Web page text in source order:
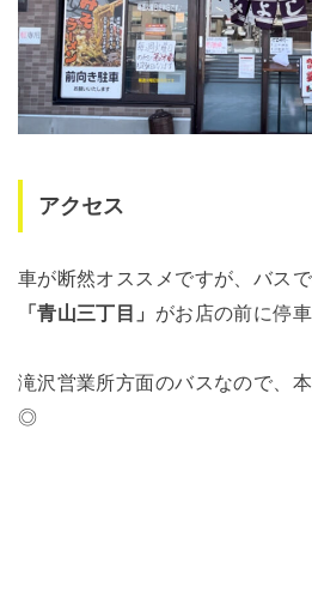
アクセス
車が断然オススメですが、バス
「青山三丁目」 がお店の前に停
滝沢営業所方面のバスなので、
◎